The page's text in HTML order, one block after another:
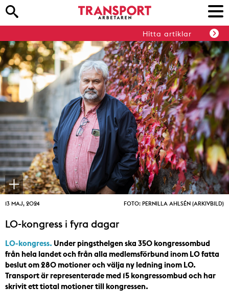
Hitta artiklar
13 MAJ, 2024 FOTO: PERNILLA AHLSÉN (ARKIVBILD)
LO-kongress i fyra dagar
LO-kongress. Under pingsthelgen ska 350 kongressombud
från hela landet och från alla medlemsförbund inom LO fatta
beslut om 280 motioner och välja ny ledning inom LO.
Transport är representerade med 15 kongressombud och har
skrivit ett tiotal motioner till kongressen.